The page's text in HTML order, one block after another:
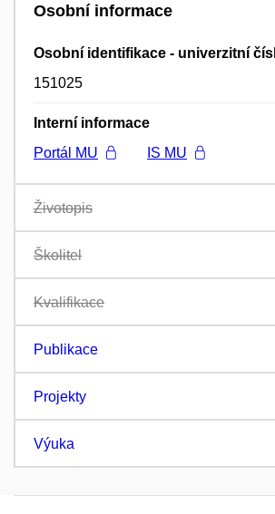
Osobní informace
Osobní identifikace - univerzitní
151025
Interní informace
Portál MU
IS MU
Životopis
Školitel
Kvalifikace
Publikace
Projekty
Výuka